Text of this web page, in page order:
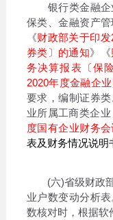
银行类金融企
保类、金融资产
《财政部关于印
券类〕的通知》《
务决算报表〔保
2020年度金融企
要求，编制证券
业所属工商类企
度国有企业财务
表及财务情况说明
(六)省级财政部
业户数变动分析
数核对时，根据软